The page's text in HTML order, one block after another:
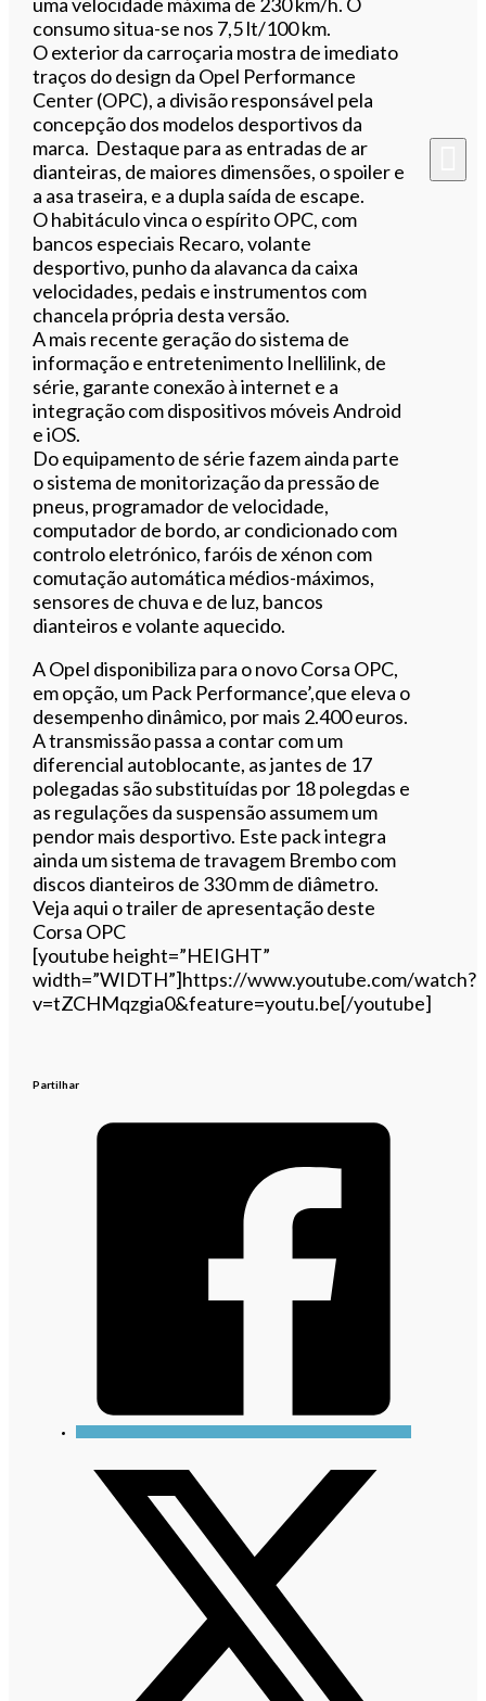
consumo situa-se nos 7,5 lt/100 km.
O exterior da carroçaria mostra de imediato
traços do design da Opel Performance
Center (OPC), a divisão responsável pela
concepção dos modelos desportivos da
marca. Destaque para as entradas de ar
dianteiras, de maiores dimensões, o spoiler e
a asa traseira, e a dupla saída de escape.
O habitáculo vinca o espírito OPC, com
bancos especiais Recaro, volante
desportivo, punho da alavanca da caixa
velocidades, pedais e instrumentos com
chancela própria desta versão.
A mais recente geração do sistema de
informação e entretenimento Inellilink, de
série, garante conexão à internet e a
integração com dispositivos móveis Android
e iOS.
Do equipamento de série fazem ainda parte
o sistema de monitorização da pressão de
pneus, programador de velocidade,
computador de bordo, ar condicionado com
controlo eletrónico, faróis de xénon com
comutação automática médios-máximos,
sensores de chuva e de luz, bancos
dianteiros e volante aquecido.
A Opel disponibiliza para o novo Corsa OPC,
em opção, um Pack Performance’,que eleva o
desempenho dinâmico, por mais 2.400 euros.
A transmissão passa a contar com um
diferencial autoblocante, as jantes de 17
polegadas são substituídas por 18 polegdas e
as regulações da suspensão assumem um
pendor mais desportivo. Este pack integra
ainda um sistema de travagem Brembo com
discos dianteiros de 330 mm de diâmetro.
Veja aqui o trailer de apresentação deste
Corsa OPC
[youtube height=”HEIGHT”
width=”WIDTH”]https://www.youtube.com/watch?
v=tZCHMqzgia0&feature=youtu.be[/youtube]
Partilhar